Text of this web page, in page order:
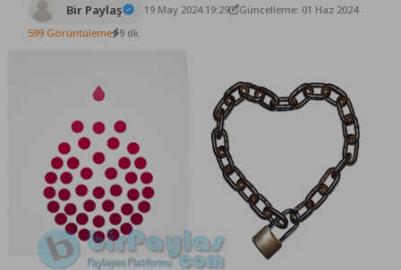
Bir Paylaş 19 May 2024 19:29
Güncelleme: 01 Haz 2024
599 Görüntüleme 9 dk.